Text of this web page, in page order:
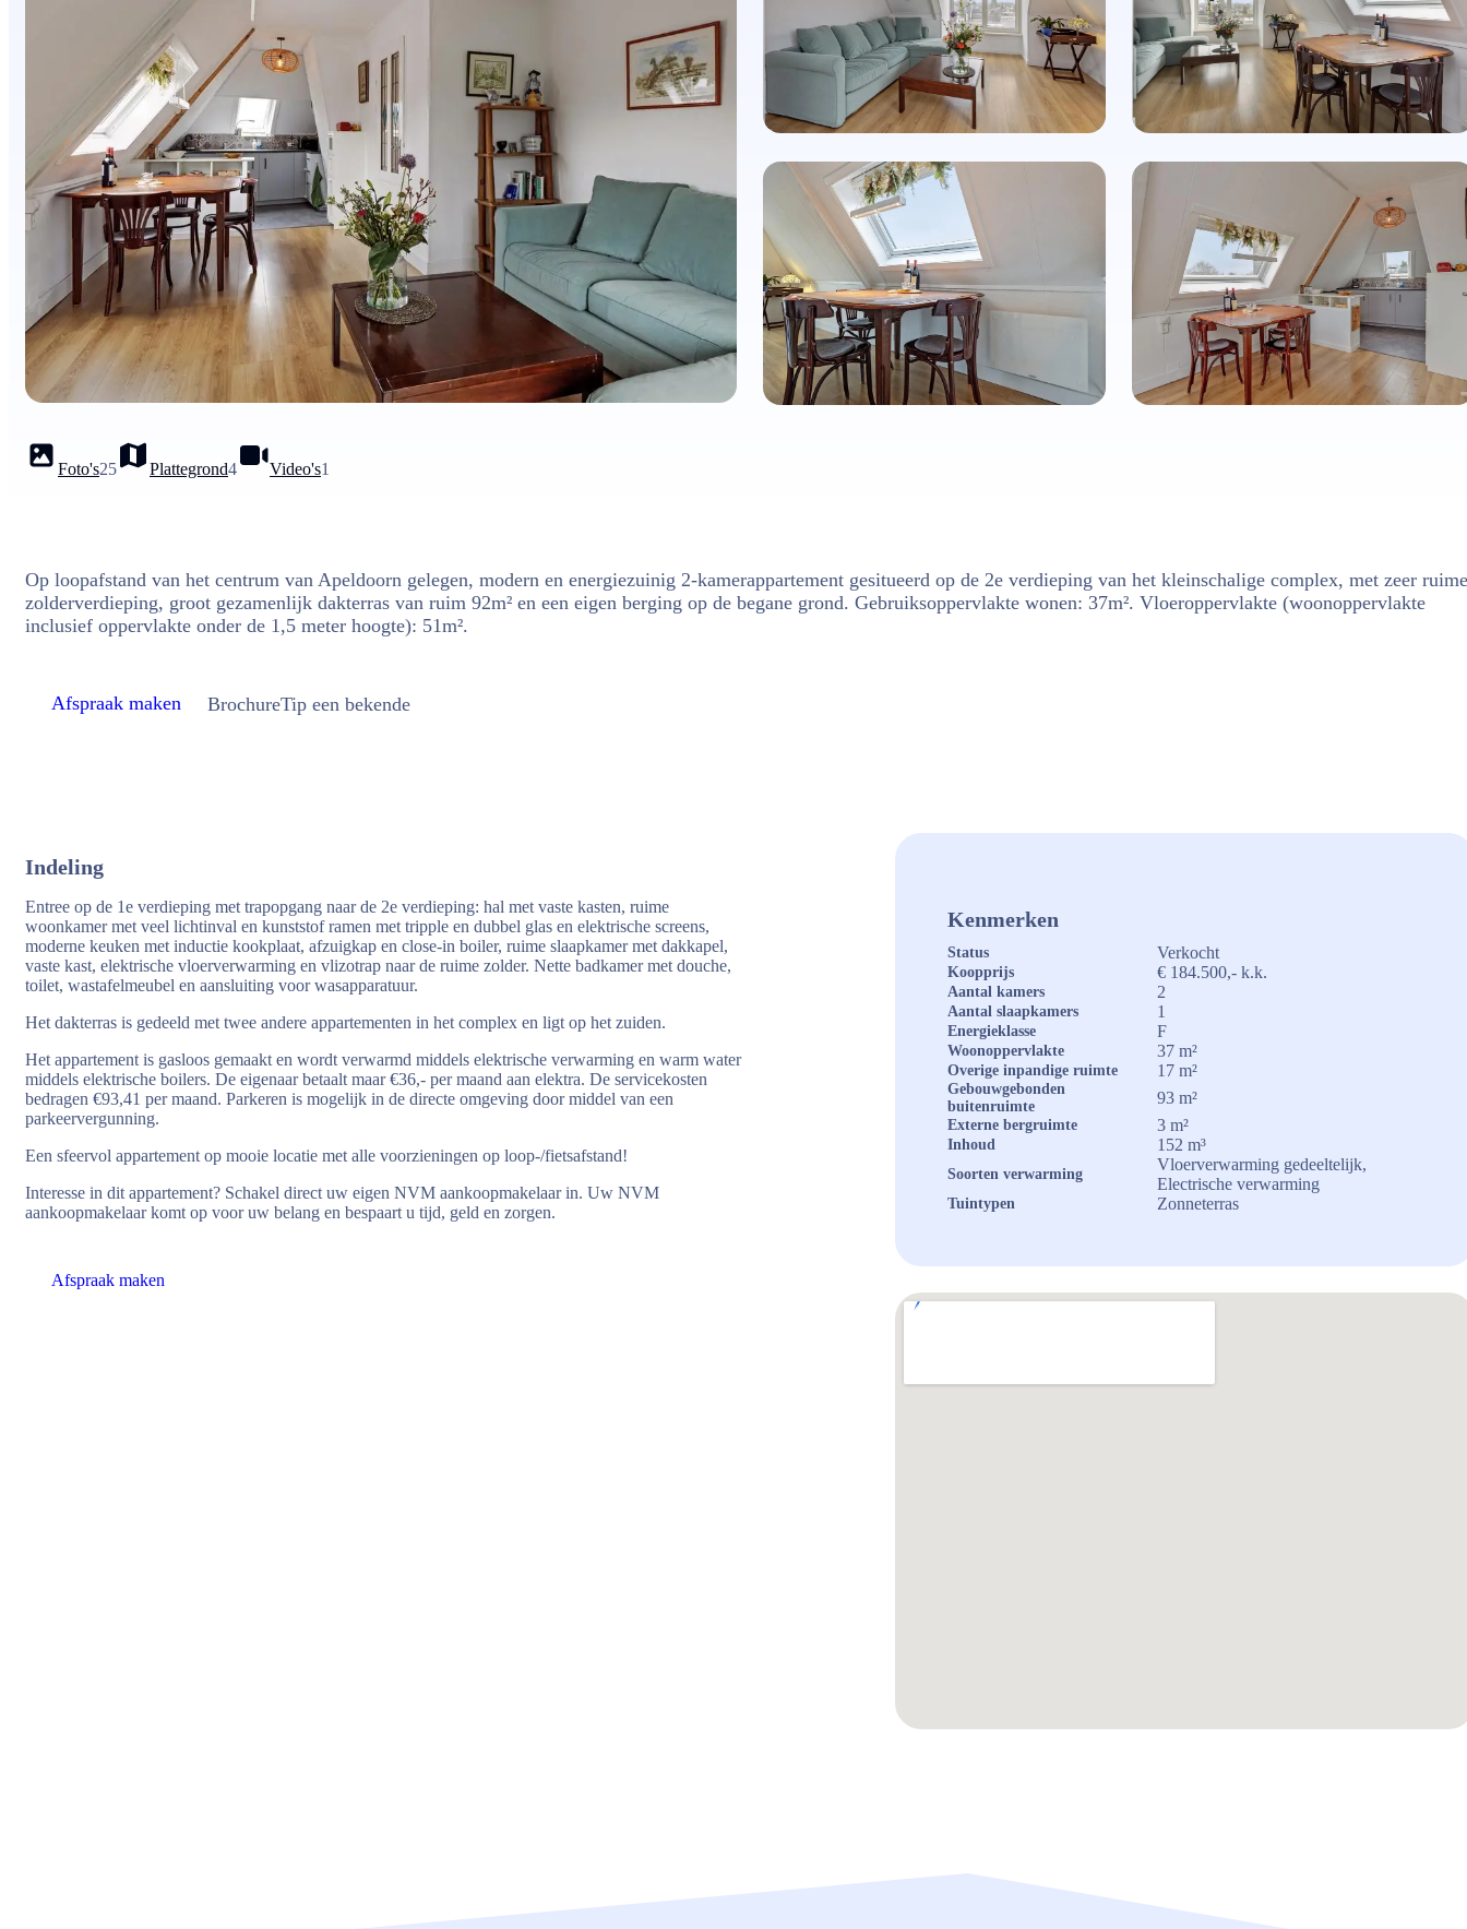
Foto's25 Plattegrond4 Video's1
Op loopafstand van het centrum van Apeldoorn gelegen, modern en energiezuinig 2-kamerappartement gesitueerd op de 2e verdieping van het kleinschalige complex, met zeer ruime
zolderverdieping, groot gezamenlijk dakterras van ruim 92m² en een eigen berging op de begane grond. Gebruiksoppervlakte wonen: 37m². Vloeroppervlakte (woonoppervlakte
inclusief oppervlakte onder de 1,5 meter hoogte): 51m².
Afspraak maken BrochureTip een bekende
Indeling
Entree op de 1e verdieping met trapopgang naar de 2e verdieping: hal met vaste kasten, ruime
woonkamer met veel lichtinval en kunststof ramen met tripple en dubbel glas en elektrische screens,
moderne keuken met inductie kookplaat, afzuigkap en close-in boiler, ruime slaapkamer met dakkapel,
vaste kast, elektrische vloerverwarming en vlizotrap naar de ruime zolder. Nette badkamer met douche,
toilet, wastafelmeubel en aansluiting voor wasapparatuur.
Het dakterras is gedeeld met twee andere appartementen in het complex en ligt op het zuiden.
Het appartement is gasloos gemaakt en wordt verwarmd middels elektrische verwarming en warm water
middels elektrische boilers. De eigenaar betaalt maar €36,- per maand aan elektra. De servicekosten
bedragen €93,41 per maand. Parkeren is mogelijk in de directe omgeving door middel van een
parkeervergunning.
Een sfeervol appartement op mooie locatie met alle voorzieningen op loop-/fietsafstand!
Interesse in dit appartement? Schakel direct uw eigen NVM aankoopmakelaar in. Uw NVM
aankoopmakelaar komt op voor uw belang en bespaart u tijd, geld en zorgen.
Afspraak maken
Kenmerken
Status Verkocht
Koopprijs € 184.500,- k.k.
Aantal kamers 2
Aantal slaapkamers 1
Energieklasse F
Woonoppervlakte 37 m²
Overige inpandige ruimte 17 m²
Gebouwgebonden
buitenruimte
93 m²
Externe bergruimte 3 m²
Inhoud 152 m³
Soorten verwarming
Vloerverwarming gedeeltelijk,
Electrische verwarming
Tuintypen Zonneterras